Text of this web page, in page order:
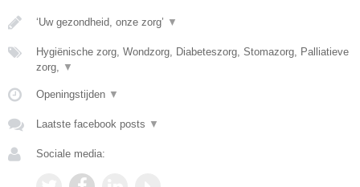
‘Uw gezondheid, onze zorg’ ▼
Hygiënische zorg, Wondzorg, Diabeteszorg, Stomazorg, Palliatieve
zorg, ▼
Openingstijden ▼
Laatste facebook posts ▼
Sociale media: